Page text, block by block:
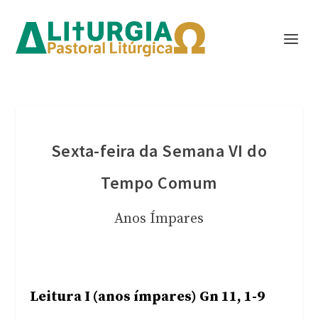
Sexta-feira da Semana VI do
Tempo Comum
Anos Ímpares
Leitura I (anos ímpares) Gn 11, 1-9